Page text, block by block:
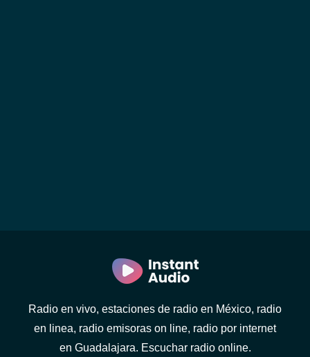
Radio en vivo, estaciones de radio en México, radio
en linea, radio emisoras on line, radio por internet
en Guadalajara. Escuchar radio online.